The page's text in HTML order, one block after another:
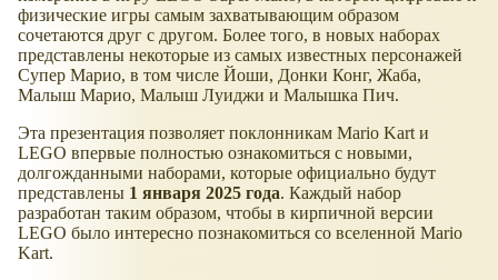
физические игры самым захватывающим образом
сочетаются друг с другом. Более того, в новых наборах
представлены некоторые из самых известных персонажей
Супер Марио, в том числе Йоши, Донки Конг, Жаба,
Малыш Марио, Малыш Луиджи и Малышка Пич.
Эта презентация позволяет поклонникам Mario Kart и
LEGO впервые полностью ознакомиться с новыми,
долгожданными наборами, которые официально будут
представлены 1 января 2025 года. Каждый набор
разработан таким образом, чтобы в кирпичной версии
LEGO было интересно познакомиться со вселенной Mario
Kart.